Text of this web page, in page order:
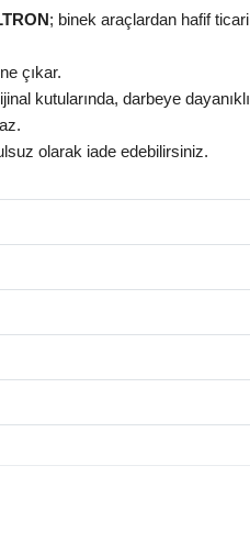
; binek araçlardan hafif ticari
çıkar.
kutularında, darbeye dayanıklı
olarak iade edebilirsiniz.